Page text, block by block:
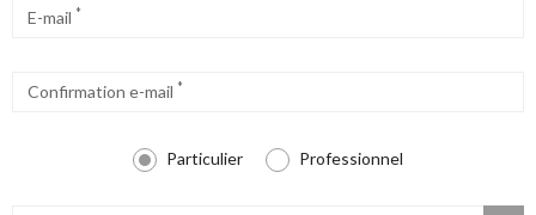
E-mail *
Confirmation e-mail *
Particulier Professionnel